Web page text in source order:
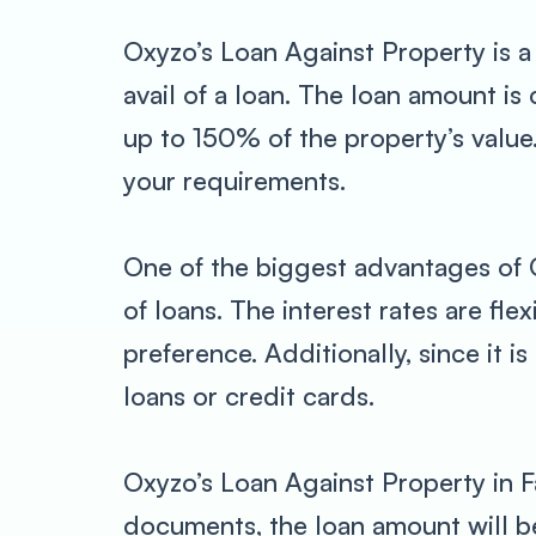
Oxyzo’s Loan Against Property
avail of a loan. The loan amount
up to 150% of the property’s
your requirements.
One of the biggest advantages of
of loans. The interest rates are
preference. Additionally, since it
loans or credit cards.
Oxyzo’s Loan Against Property
documents, the loan amount will